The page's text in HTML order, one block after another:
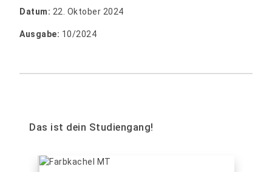
Datum: 22. Oktober 2024
Ausgabe: 10/2024
Das ist dein Studiengang!